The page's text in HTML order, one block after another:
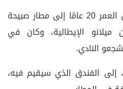
وصل لاعب الوسط البالغ من العمر 20 عامًا إلى مطار صبيحة
ميلانو الإيطالية، وكان في
النادي.
إلى الفندق الذي سيقيم فيه،